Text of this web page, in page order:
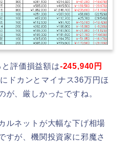
評価損益額は-245,940円
ドカンとマイナス36万円ほ
が、厳しかったですね。
ルネットが大幅な下げ相場
すが、機関投資家に邪魔さ